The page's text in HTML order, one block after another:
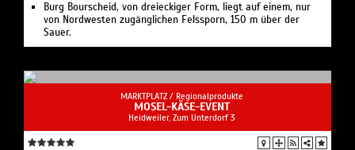
Burg Bourscheid, von dreieckiger Form, liegt auf einem, nur
von Nordwesten zugänglichen Felssporn, 150 m über der
Sauer.
MARKTPLATZ / Regionalprodukte
MOSEL-KÄSE-EVENT
Heidweiler, Zum Unterdorf 3